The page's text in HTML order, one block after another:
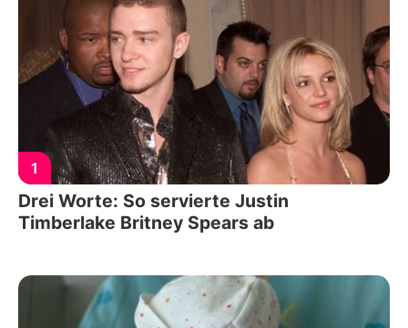
1
Drei Worte: So servierte Justin
Timberlake Britney Spears ab